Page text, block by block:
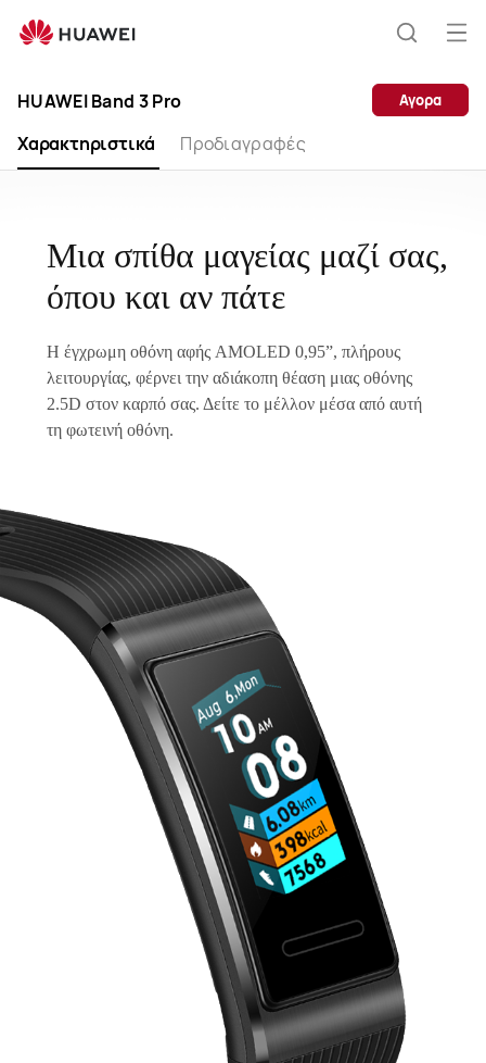
Band
ProHUAWEI Band 3 Pro
Χαρακτηριστικά
Προδιαγραφές
Αγορα
Μια σπίθα μαγείας μαζί σας,
όπου και αν πάτε
Η έγχρωμη οθόνη αφής AMOLED 0,95”, πλήρους
λειτουργίας, φέρνει την αδιάκοπη θέαση μιας οθόνης
2.5D στον καρπό σας. Δείτε το μέλλον μέσα από αυτή
τη φωτεινή οθόνη.